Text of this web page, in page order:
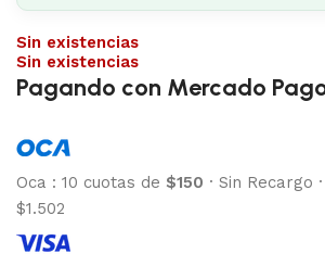
Sin existencias
Sin existencias
Pagando con Mercado
Oca : 10 cuotas de $150 · Sin Recargo ·
$1.502